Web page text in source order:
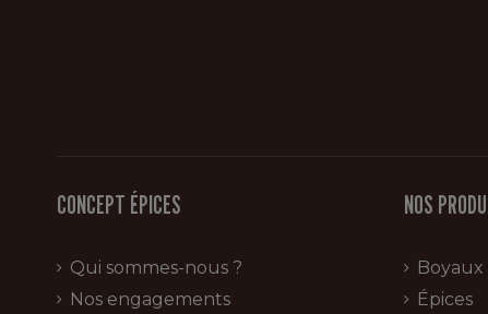
CONCEPT ÉPICES
Qui sommes-nous ?
Nos engagements
NOS
Boyaux
Épices